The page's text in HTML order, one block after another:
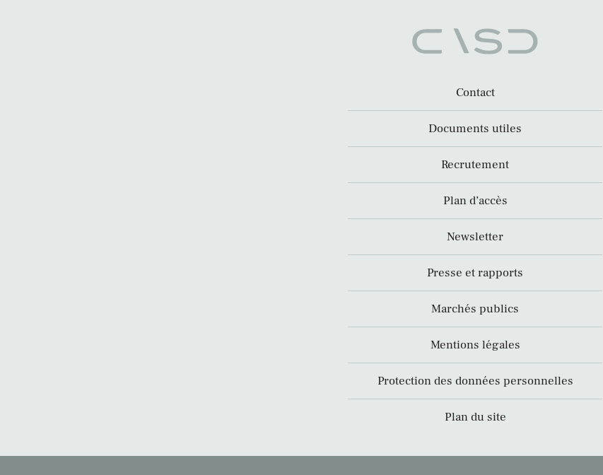
Contact
Documents utiles
Recrutement
Plan d’accès
Newsletter
Presse et rapports
Marchés publics
Mentions légales
Protection des données personnelles
Plan du site